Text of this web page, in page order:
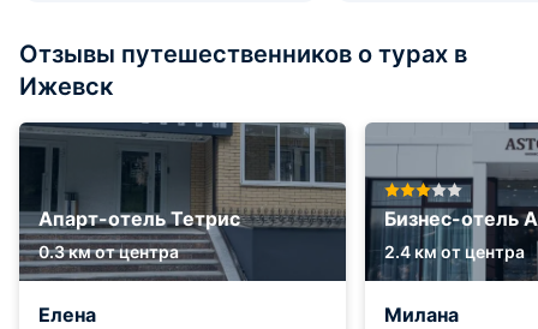
Отзывы путешественников о турах в
Ижевск
Апарт-отель Тетрис
0.3 км от центра
Елена
Бизнес-отель
2.4 км от центра
Милана